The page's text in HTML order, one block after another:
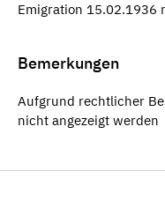
Emigration 15.02.1936
Bemerkungen
Aufgrund rechtlicher
nicht angezeigt werden